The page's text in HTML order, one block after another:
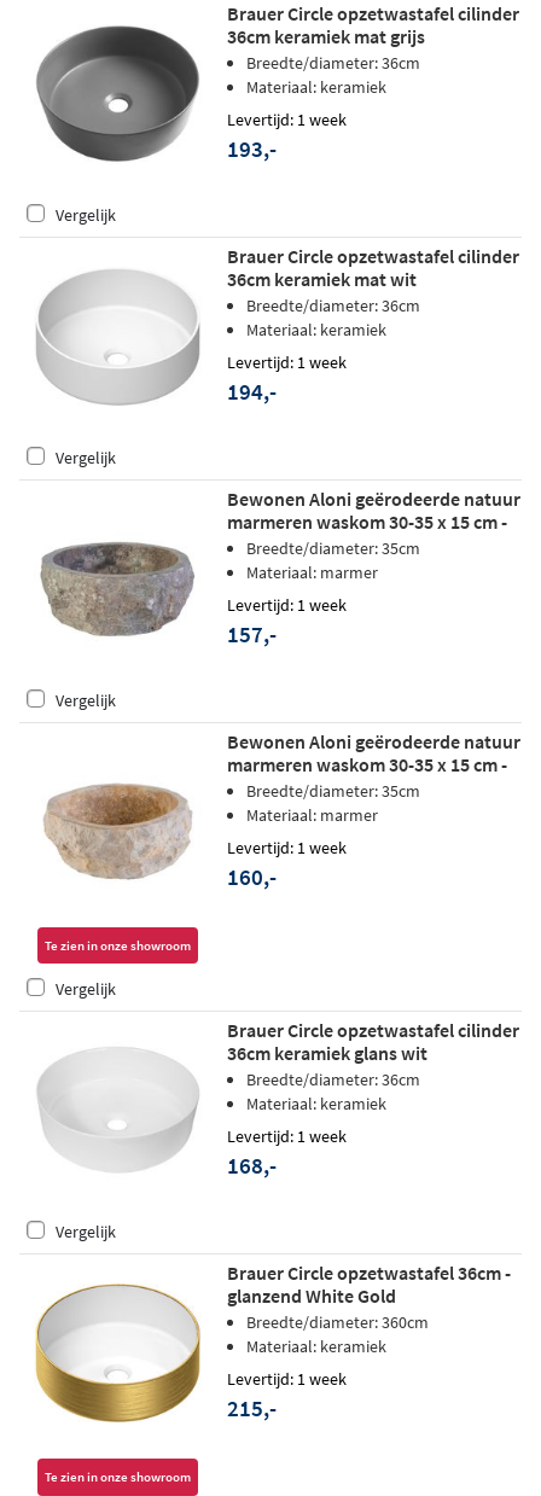
Brauer Circle opzetwastafel cilinder
36cm keramiek mat grijs
Breedte/diameter: 36cm
Materiaal: keramiek
Levertijd: 1 week
193,-
Vergelijk
Brauer Circle opzetwastafel cilinder
36cm keramiek mat wit
Breedte/diameter: 36cm
Materiaal: keramiek
Levertijd: 1 week
194,-
Vergelijk
Bewonen Aloni geërodeerde natuur
marmeren waskom 30-35 x 15 cm -
grijsBreedte/diameter: 35cm
Materiaal: marmer
Levertijd: 1 week
157,-
Vergelijk
Te zien in onze showroom
Bewonen Aloni geërodeerde natuur
marmeren waskom 30-35 x 15 cm -
bruinBreedte/diameter: 35cm
Materiaal: marmer
Levertijd: 1 week
160,-
Vergelijk
Brauer Circle opzetwastafel cilinder
36cm keramiek glans wit
Breedte/diameter: 36cm
Materiaal: keramiek
Levertijd: 1 week
168,-
Vergelijk
Te zien in onze showroom
Brauer Circle opzetwastafel 36cm -
glanzend White Gold
Breedte/diameter: 360cm
Materiaal: keramiek
Levertijd: 1 week
215,-